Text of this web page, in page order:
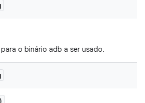
o binário adb a ser usado.